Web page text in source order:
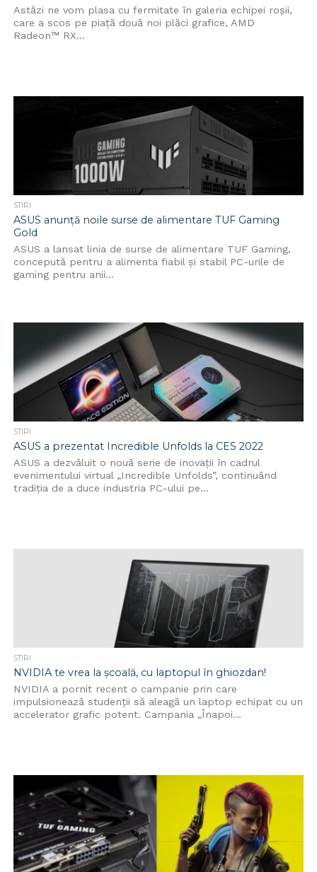
Astăzi ne vom plasa cu fermitate în galeria echipei roșii,
care a scos pe piață două noi plăci grafice, AMD
Radeon™ RX...
STIRI
ASUS anunță noile surse de alimentare TUF Gaming
Gold
ASUS a lansat linia de surse de alimentare TUF Gaming,
concepută pentru a alimenta fiabil și stabil PC-urile de
gaming pentru anii...
STIRI
ASUS a prezentat Incredible Unfolds la CES 2022
ASUS a dezvăluit o nouă serie de inovații în cadrul
evenimentului virtual „Incredible Unfolds”, continuând
tradiția de a duce industria PC-ului pe...
STIRI
NVIDIA te vrea la școală, cu laptopul în ghiozdan!
NVIDIA a pornit recent o campanie prin care
impulsionează studenții să aleagă un laptop echipat cu un
accelerator grafic potent. Campania „Înapoi...